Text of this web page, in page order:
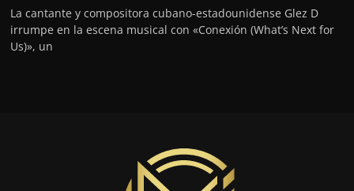
La cantante y compositora cubano-estadounidense Glez D
irrumpe en la escena musical con «Conexión (What’s Next for
Us)», un